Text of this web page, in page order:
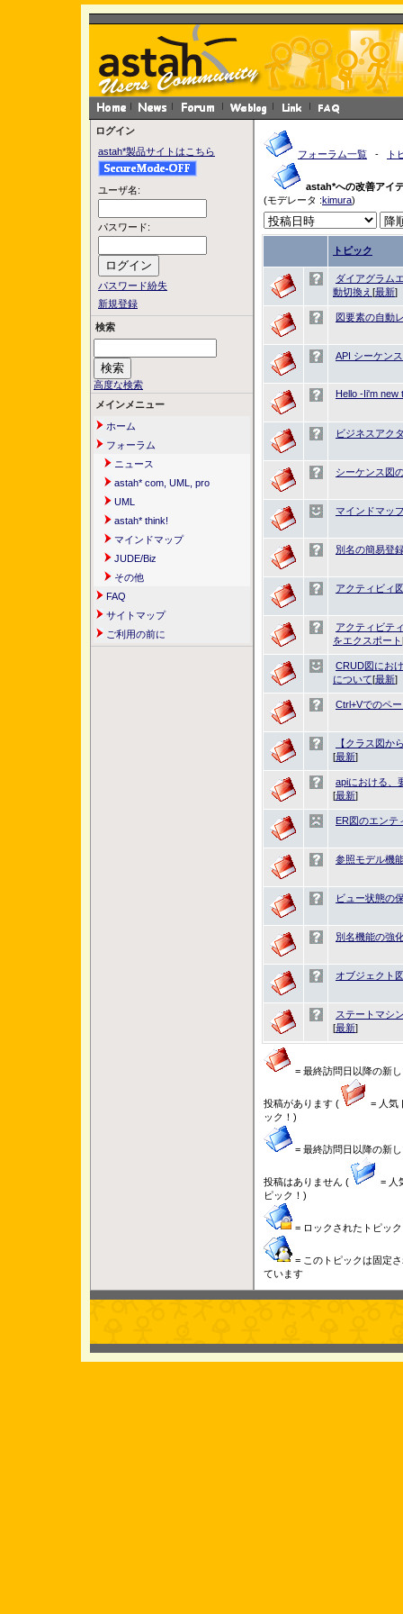
ログイン
astah*製品サイトはこちら
ユーザ名:
パスワード:
パスワード紛失
新規登録
検索
高度な検索
メインメニュー
ホーム
フォーラム
ニュース
astah* com, UML, pro
UML
astah* think!
マインドマップ
JUDE/Biz
その他
FAQ
サイトマップ
ご利用の前に
フォーラム一覧 - ト
astah*への改善アイ
(モデレータ :kimura)
トピック
ダイアグラム
動切換え [最新]
図要素の自動
API シーケン
Hello -Ii'm new
ビジネスアク
シーケンス図
マインドマッ
別名の簡易登
アクティビィ
アクティビテ
をエクスポート
CRUD図にお
について[最新]
Ctrl+Vでのペ
【クラス図か
[最新]
apiにおける、
[最新]
ER図のエンテ
参照モデル機
ビュー状態の
別名機能の強
オブジェクト
ステートマシ
[最新]
= 最終訪問日以降の新
投稿があります (
= 人気
ック！)
= 最終訪問日以降の新
投稿はありません (
= 人
ピック！)
= ロックされたトピック
= このトピックは固定
ています